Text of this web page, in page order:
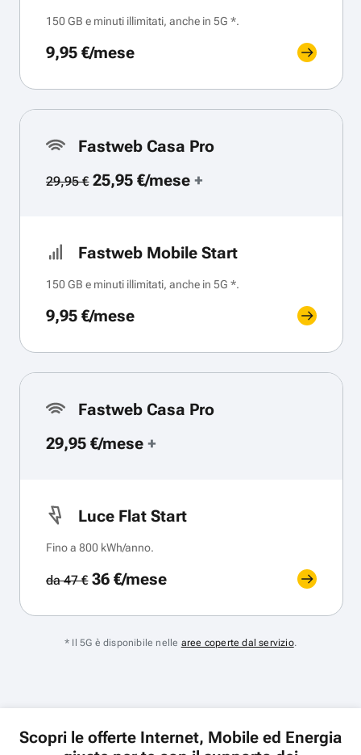
150 GB e minuti illimitati, anche in 5G *.
9,95 €/mese
Fastweb Casa Pro
29,95 €25,95 €/mese+
Fastweb Mobile Start
150 GB e minuti illimitati, anche in 5G *.
9,95 €/mese
Fastweb Casa Pro
29,95 €/mese +
Luce Flat Start
Fino a 800 kWh/anno.
da 47 €36 €/mese
* Il 5G è disponibile nelle aree coperte dal servizio.
Scopri le offerte Internet, Mobile ed Energia